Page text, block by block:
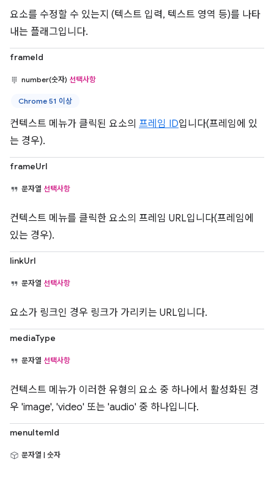
요소를 수정할 수 있는지 (텍스트 입력, 텍스트 영역 등)를 나타
내는 플래그입니다.
frameId
number(숫자) 선택사항
Chrome 51 이상
컨텍스트 메뉴가 클릭된 요소의 프레임 ID입니다(프레임에 있
는 경우).
frameUrl
문자열 선택사항
컨텍스트 메뉴를 클릭한 요소의 프레임 URL입니다(프레임에
있는 경우).
linkUrl
문자열 선택사항
요소가 링크인 경우 링크가 가리키는 URL입니다.
mediaType
문자열 선택사항
컨텍스트 메뉴가 이러한 유형의 요소 중 하나에서 활성화된 경
우 'image', 'video' 또는 'audio' 중 하나입니다.
menuItemId
문자열 | 숫자